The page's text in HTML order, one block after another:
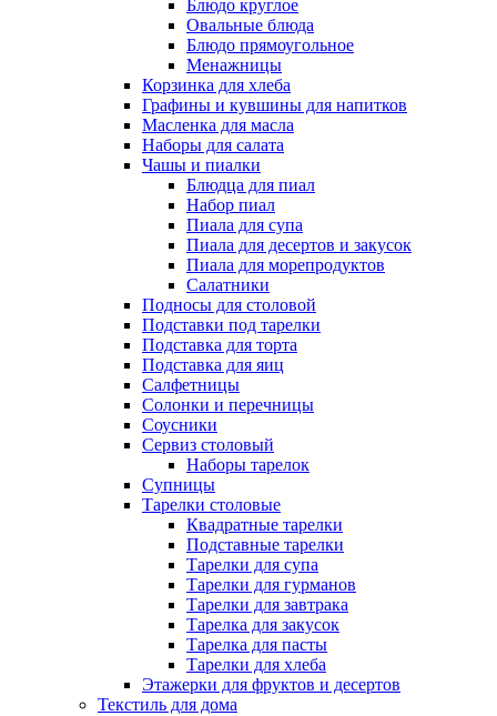
Блюдо круглое
Овальные блюда
Блюдо прямоугольное
Менажницы
Корзинка для хлеба
Графины и кувшины для напитков
Масленка для масла
Наборы для салата
Чашы и пиалки
Блюдца для пиал
Набор пиал
Пиала для супа
Пиала для десертов и закусок
Пиала для морепродуктов
Салатники
Подносы для столовой
Подставки под тарелки
Подставка для торта
Подставка для яиц
Салфетницы
Солонки и перечницы
Соусники
Сервиз столовый
Наборы тарелок
Супницы
Тарелки столовые
Квадратные тарелки
Подставные тарелки
Тарелки для супа
Тарелки для гурманов
Тарелки для завтрака
Тарелка для закусок
Тарелка для пасты
Тарелки для хлеба
Этажерки для фруктов и десертов
Текстиль для дома